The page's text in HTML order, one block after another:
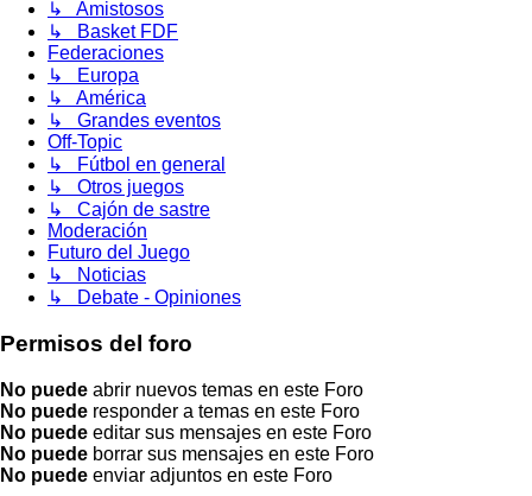
↳ Amistosos
↳ Basket FDF
Federaciones
↳ Europa
↳ América
↳ Grandes eventos
Off-Topic
↳ Fútbol en general
↳ Otros juegos
↳ Cajón de sastre
Moderación
Futuro del Juego
↳ Noticias
↳ Debate - Opiniones
Permisos del foro
No puede abrir nuevos temas en este Foro
No puede responder a temas en este Foro
No puede editar sus mensajes en este Foro
No puede borrar sus mensajes en este Foro
No puede enviar adjuntos en este Foro